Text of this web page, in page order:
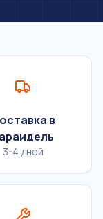
в
3-4 дней